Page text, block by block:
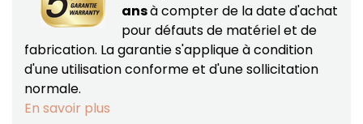
ansà compter de la date d'achat
pour défauts de matériel et de
fabrication. La garantie s'applique à condition
d'une utilisation conforme et d'une sollicitation
normale.
En savoir plus